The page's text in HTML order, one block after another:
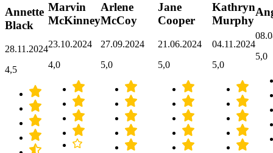
Annette
Black
28.11.2024
4,5
Marvin
McKinney
23.10.2024
4,0
Arlene
McCoy
27.09.2024
5,0
Jane
Cooper
21.06.2024
5,0
Kathryn
Murphy
04.11.2024
5,0
5,0